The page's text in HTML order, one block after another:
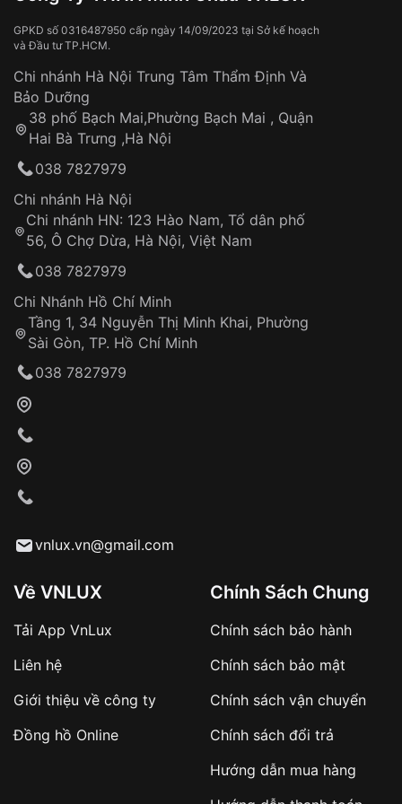
Thời gian vận chuyển trung bình: 3 – 5 ngày
làm việc
Áp dụng cho tất cả tỉnh thành trên toàn quốc
Thời gian tính từ khi xác nhận đơn hàng thành
công
Hotline: 0585 215 215
Từ khóa SEO:
Khách hàng kiểm tra và thanh toán trực tiếp
Từ khóa SEO:
sản phẩm đặc biệt
hàng
Số tiền còn lại thanh toán khi nhận hàng hoặc
Tai nạn hoặc tác động từ bên ngoài
Hao mòn tự nhiên theo thời gian:
Dây đeo
Sản phẩm đã bị:
Tự ý sửa chữa
thống VNLUX
Đảm bảo quyền lợi khách hàng
Đồng hành cùng khách hàng trong suốt quá
trình sử dụng
GPKD số 0316487950 cấp ngày 14/09/2023 tại Sở kế hoạch
và Đầu tư TP.HCM.
Chi nhánh Hà Nội Trung Tâm Thẩm Định Và
Bảo Dưỡng
38 phố Bạch Mai,Phường Bạch Mai , Quận
Hai Bà Trưng ,Hà Nội
038 7827979
Chi nhánh Hà Nội
Chi nhánh HN: 123 Hào Nam, Tổ dân phố
56, Ô Chợ Dừa, Hà Nội, Việt Nam
038 7827979
Chi Nhánh Hồ Chí Minh
Tầng 1, 34 Nguyễn Thị Minh Khai, Phường
Sài Gòn, TP. Hồ Chí Minh
038 7827979
vnlux.vn@gmail.com
Về VNLUX
Tải App VnLux
Liên hệ
Giới thiệu về công ty
Đồng hồ Online
Chính Sách Chung
Chính sách bảo hành
Chính sách bảo mật
Chính sách vận chuyển
Chính sách đổi trả
Hướng dẫn mua hàng